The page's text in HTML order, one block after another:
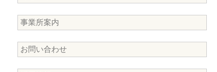
事業所案内
お問い合わせ